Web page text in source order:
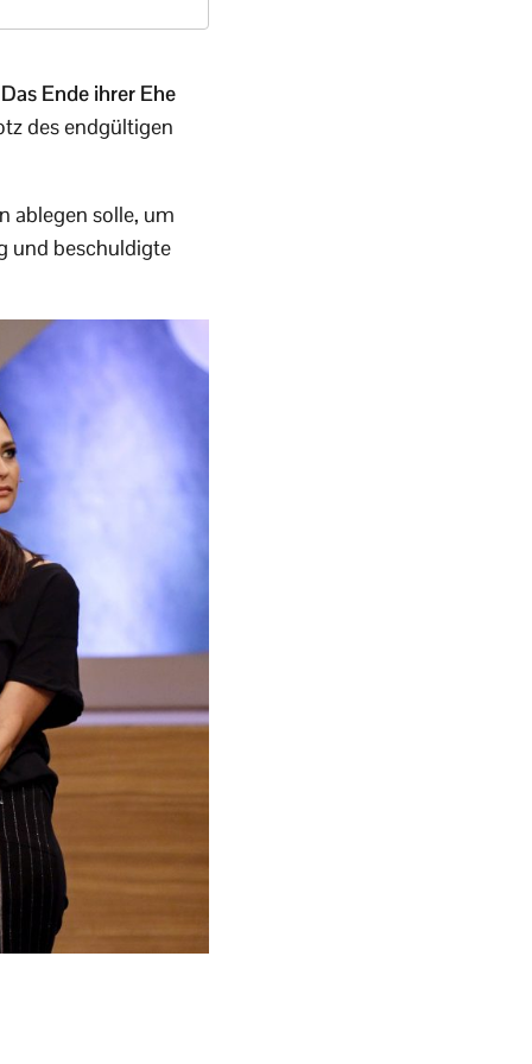
Das Ende ihrer Ehe
des endgültigen
ablegen solle, um
und beschuldigte